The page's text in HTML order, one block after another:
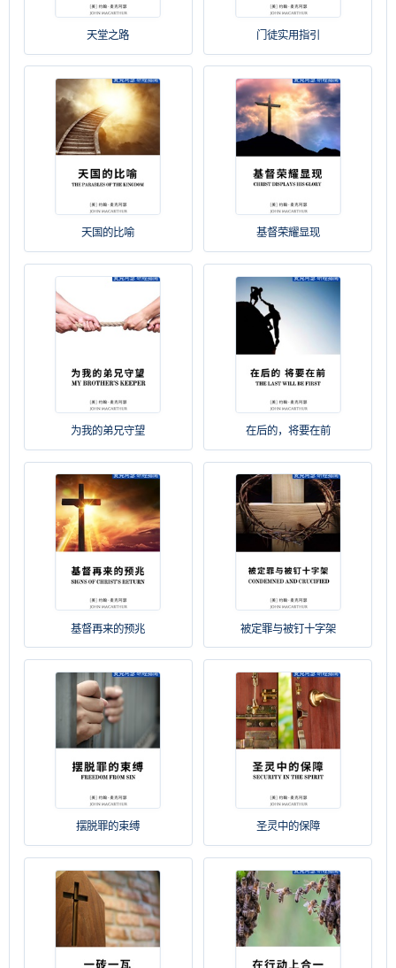
天堂之路 门徒实用指引
天国的比喻 基督荣耀显现
为我的弟兄守望 在后的，将要在前
基督再来的预兆 被定罪与被钉十字架
摆脱罪的束缚 圣灵中的保障